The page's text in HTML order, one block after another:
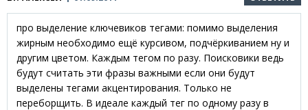
про выделение ключевиков тегами: помимо выделения
жирным необходимо ещё курсивом, подчёркиванием ну и
другим цветом. Каждым тегом по разу. Поисковики ведь
будут считать эти фразы важными если они будут
выделены тегами акцентирования. Только не
переборщить. В идеале каждый тег по одному разу в